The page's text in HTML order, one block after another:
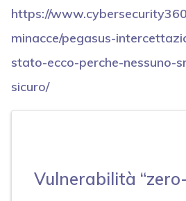
https://
minacce/pegasus-
stato-ecco-perche-nessuno-
sicuro/
Vulnerabilità “zero-